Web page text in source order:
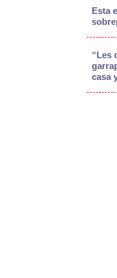
Esta
“Les
casa